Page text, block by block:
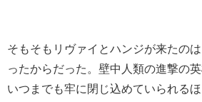
そもそもリヴァイとハンジが来たの
ったからだった。壁中人類の進撃の
いつまでも牢に閉じ込めていられる